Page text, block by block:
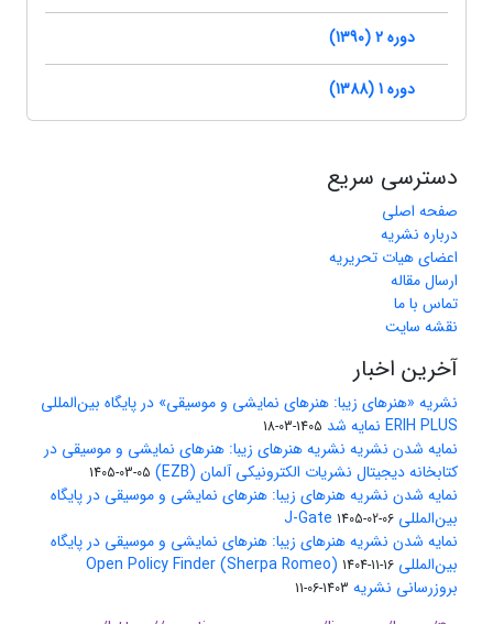
دوره 2 (1390)
دوره 1 (1388)
دسترسی سریع
صفحه اصلی
درباره نشریه
اعضای هیات تحریریه
ارسال مقاله
تماس با ما
نقشه سایت
آخرین اخبار
نشریه «هنرهای زیبا: هنرهای نمایشی و موسیقی» در پایگاه بین‌المللی
ERIH PLUS نمایه شد
1405-03-18
نمایه شدن نشریه نشریه هنرهای زیبا: هنرهای نمایشی و موسیقی در
کتابخانه دیجیتال نشریات الکترونیکی آلمان (EZB)
1405-03-05
نمایه شدن نشریه هنرهای زیبا: هنرهای نمایشی و موسیقی در پایگاه
بین‌المللی J-Gate 1405-02-06
نمایه شدن نشریه هنرهای زیبا: هنرهای نمایشی و موسیقی در پایگاه
بین‌المللی Open Policy Finder (Sherpa Romeo) 1404-11-16
بروزرسانی نشریه 1403-06-11